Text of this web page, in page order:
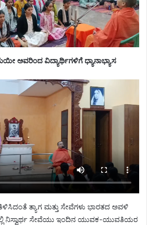
ಅವರಿಂದ ವಿದ್ಯಾರ್ಥಿಗಳಿಗೆ ಧ್ಯಾನಾಭ್ಯಾಸ
ತ್ಯಾಗ ಮತ್ತು ಸೇವೆಗಳು ಭಾರತದ ಅವಳಿ
ನಿಸ್ವಾರ್ಥ ಸೇವೆಯು ಇಂದಿನ ಯುವಕ-ಯುವತಿಯರ